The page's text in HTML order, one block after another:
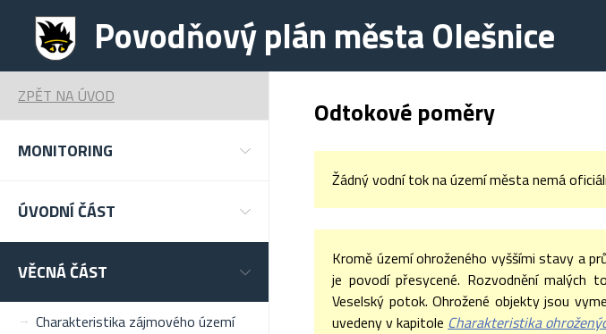
Povodňový plán města Olešnice
ZPĚT NA ÚVOD
MONITORING
ÚVODNÍ ČÁST
VĚCNÁ ČÁST
Charakteristika zájmového území
Odtokové poměry
Žádný vodní tok na území města nemá
Kromě území ohroženého vyššími stavy a
je povodí přesycené. Rozvodnění malých
Veselský potok. Ohrožené objekty jsou
uvedeny v kapitole Charakteristika